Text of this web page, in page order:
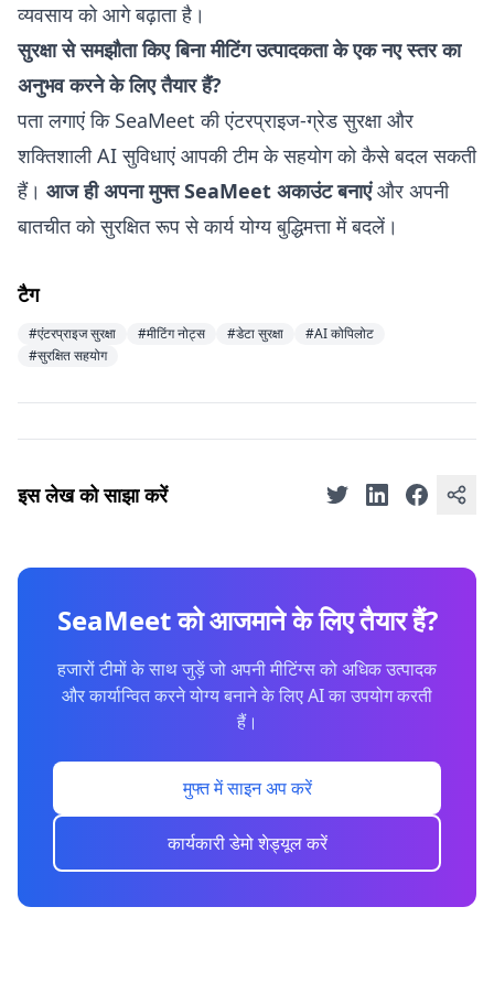
व्यवसाय को आगे बढ़ाता है।
सुरक्षा से समझौता किए बिना मीटिंग उत्पादकता के एक नए स्तर का
अनुभव करने के लिए तैयार हैं?
पता लगाएं कि SeaMeet की एंटरप्राइज-ग्रेड सुरक्षा और
शक्तिशाली AI सुविधाएं आपकी टीम के सहयोग को कैसे बदल सकती
हैं। आज ही अपना मुफ्त SeaMeet अकाउंट बनाएंऔर अपनी
बातचीत को सुरक्षित रूप से कार्य योग्य बुद्धिमत्ता में बदलें।
टैग
#एंटरप्राइज सुरक्षा #मीटिंग नोट्स #डेटा सुरक्षा
#AI कोपिलोट
#सुरक्षित सहयोग
इस लेख को साझा करें
SeaMeet को आजमाने के लिए तैयार हैं?
हजारों टीमों के साथ जुड़ें जो अपनी मीटिंग्स को अधिक उत्पादक
और कार्यान्वित करने योग्य बनाने के लिए AI का उपयोग करती
हैं।
मुफ्त में साइन अप करें
कार्यकारी डेमो शेड्यूल करें